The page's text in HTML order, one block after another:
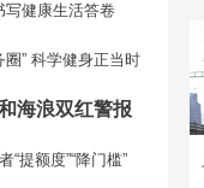
健康生活答卷
” 科学健身正当时
海浪双红警报
提额度”“降门槛”